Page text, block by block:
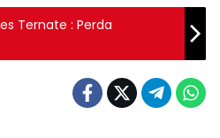
Ternate : Perda